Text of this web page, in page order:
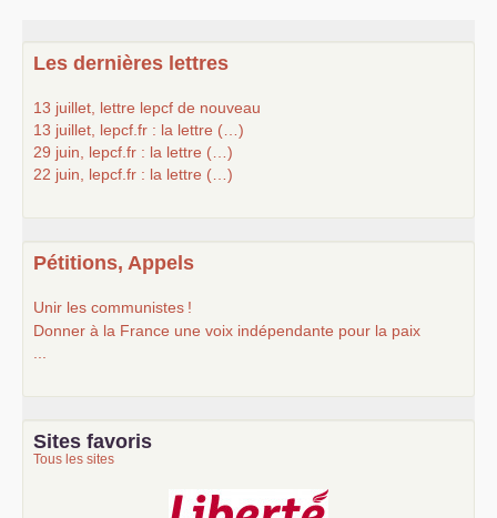
Les dernières lettres
13 juillet, lettre lepcf de nouveau
13 juillet, lepcf.fr : la lettre (…)
29 juin, lepcf.fr : la lettre (…)
22 juin, lepcf.fr : la lettre (…)
Pétitions, Appels
Unir les communistes !
Donner à la France une voix indépendante pour la paix
Sites favoris
Tous les sites